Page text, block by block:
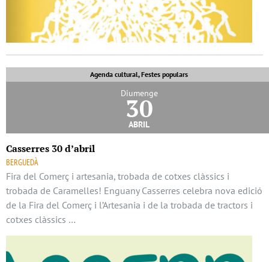
Agenda cultural, Festes populars
Diumenge
30
abril
Casserres 30 d’abril
BERGUEDÀ
Fira del Comerç i artesania, trobada de cotxes clàssics i
trobada de Caramelles! Enguany Casserres celebra nova edició
de la Fira del Comerç i l’Artesania i de la trobada de tractors i
cotxes clàssics …